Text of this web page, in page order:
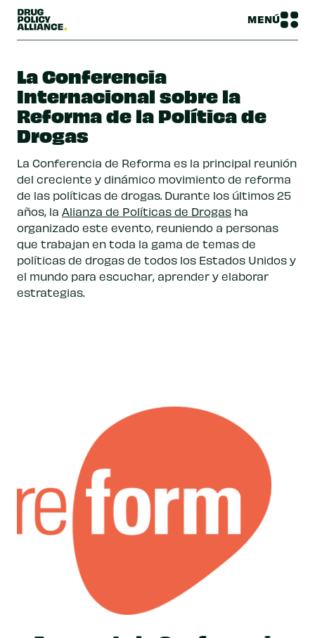
MENÚ
La Conferencia
Internacional sobre la
Reforma de la Política de
Drogas
La Conferencia de Reforma es la principal reunión
del creciente y dinámico movimiento de reforma
de las políticas de drogas. Durante los últimos 25
años, la Alianza de Políticas de Drogas ha
organizado este evento, reuniendo a personas
que trabajan en toda la gama de temas de
políticas de drogas de todos los Estados Unidos y
el mundo para escuchar, aprender y elaborar
estrategias.